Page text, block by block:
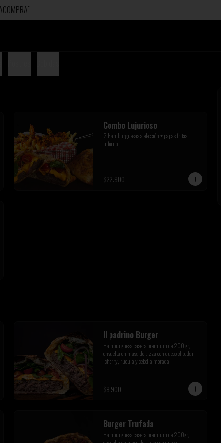
Combo Lujurioso
2 Hamburguesas a elección + papas fritas
inferno
$22.900
Il padrino Burger
Hamburguesa casera premium de 200 gr,
envuelta en masa de pizza con queso cheddar
,cherry, rúcula y cebolla morada
$8.900
Burger Trufada
Hamburguesa casera premium de 200gr,